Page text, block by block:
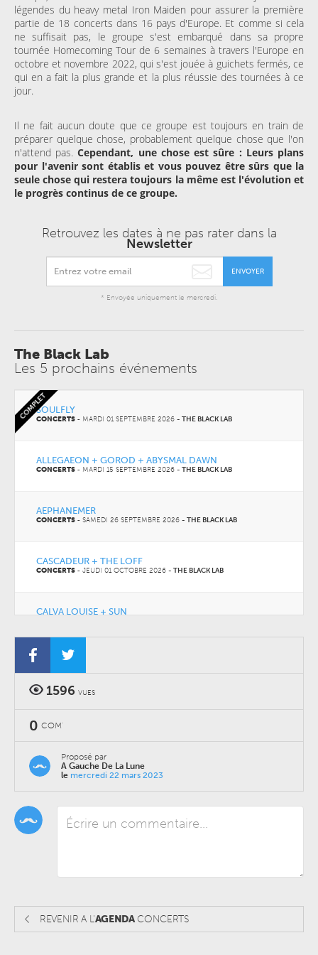
légendes du heavy metal Iron Maiden pour assurer la première
partie de 18 concerts dans 16 pays d'Europe. Et comme si cela
ne suffisait pas, le groupe s'est embarqué dans sa propre
tournée Homecoming Tour de 6 semaines à travers l'Europe en
octobre et novembre 2022, qui s'est jouée à guichets fermés, ce
qui en a fait la plus grande et la plus réussie des tournées à ce
jour.
Il ne fait aucun doute que ce groupe est toujours en train de
préparer quelque chose, probablement quelque chose que l'on
n'attend pas.Cependant, une chose est sûre : Leurs plans
pour l'avenir sont établis et vous pouvez être sûrs que la
seule chose qui restera toujours la même est l'évolution et
le progrès continus de ce groupe.
Retrouvez les dates à ne pas rater dans la
Newsletter
ENVOYER
* Envoyée uniquement le mercredi.
The Black Lab
Les 5 prochains événements
COMPLETSOULFLY
CONCERTS - MARDI 01 SEPTEMBRE 2026 - THE BLACK LAB
ALLEGAEON + GOROD + ABYSMAL DAWN
CONCERTS - MARDI 15 SEPTEMBRE 2026 - THE BLACK LAB
AEPHANEMER
CONCERTS - SAMEDI 26 SEPTEMBRE 2026 - THE BLACK LAB
CASCADEUR + THE LOFF
CONCERTS - JEUDI 01 OCTOBRE 2026 - THE BLACK LAB
CALVA LOUISE + SUN
1596 VUES
0 COM'
Proposé par
A Gauche De La Lune
le mercredi 22 mars 2023
REVENIR A L'AGENDACONCERTS